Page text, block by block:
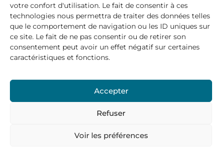
votre confort d'utilisation. Le fait de consentir à ces
technologies nous permettra de traiter des données telles
que le comportement de navigation ou les ID uniques sur
ce site. Le fait de ne pas consentir ou de retirer son
consentement peut avoir un effet négatif sur certaines
caractéristiques et fonctions.
Accepter
Refuser
Voir les préférences
A propos
Site officiel de la Communauté de Communes
Marche et Combraille en Aquitaine
Horaires d’ouverture :
9:00 – 12:00 / 14:00 – 17:00
Vendredi: 9:00 – 12:00
Mentions Légales–Politique des cookies